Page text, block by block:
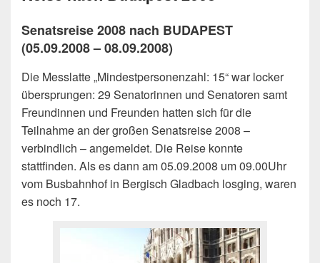
Senatsreise 2008 nach BUDAPEST
(05.09.2008 – 08.09.2008)
Die Messlatte „Mindestpersonenzahl: 15“ war locker
übersprungen: 29 Senatorinnen und Senatoren samt
Freundinnen und Freunden hatten sich für die
Teilnahme an der großen Senatsreise 2008 –
verbindlich – angemeldet. Die Reise konnte
stattfinden. Als es dann am 05.09.2008 um 09.00Uhr
vom Busbahnhof in Bergisch Gladbach losging, waren
es noch 17.